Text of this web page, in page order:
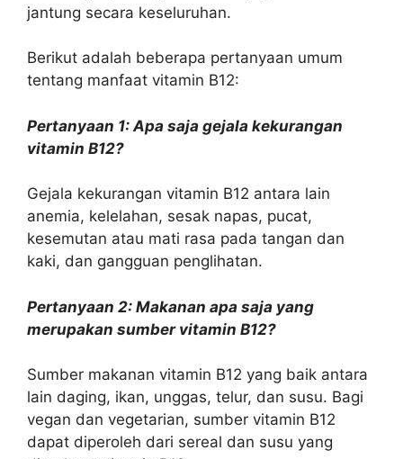
jantung secara keseluruhan.
Berikut adalah beberapa pertanyaan umum
tentang manfaat vitamin B12:
Pertanyaan 1: Apa saja gejala kekurangan
vitamin B12?
Gejala kekurangan vitamin B12 antara lain
anemia, kelelahan, sesak napas, pucat,
kesemutan atau mati rasa pada tangan dan
kaki, dan gangguan penglihatan.
Pertanyaan 2: Makanan apa saja yang
merupakan sumber vitamin B12?
Sumber makanan vitamin B12 yang baik antara
lain daging, ikan, unggas, telur, dan susu. Bagi
vegan dan vegetarian, sumber vitamin B12
dapat diperoleh dari sereal dan susu yang